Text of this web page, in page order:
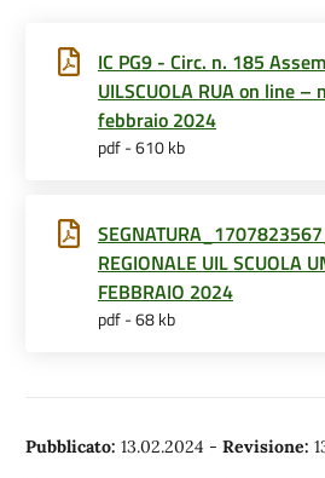
IC PG9 - Circ. n. 185
UILSCUOLA RUA on line –
febbraio 2024
pdf - 610 kb
REGIONALE UIL SCUOLA
FEBBRAIO 2024
pdf - 68 kb
Pubblicato: 13.02.2024 - Revisione: